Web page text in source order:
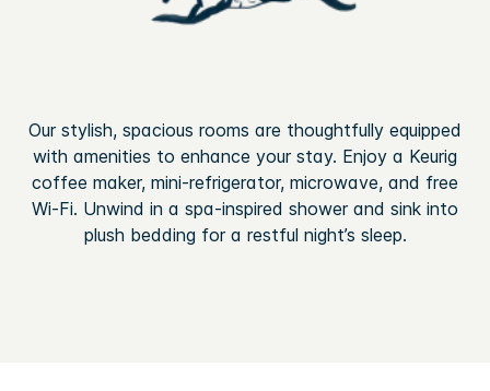
Our stylish, spacious rooms are thoughtfully equipped
with amenities to enhance your stay. Enjoy a Keurig
coffee maker, mini-refrigerator, microwave, and free
Wi-Fi. Unwind in a spa-inspired shower and sink into
plush bedding for a restful night’s sleep.